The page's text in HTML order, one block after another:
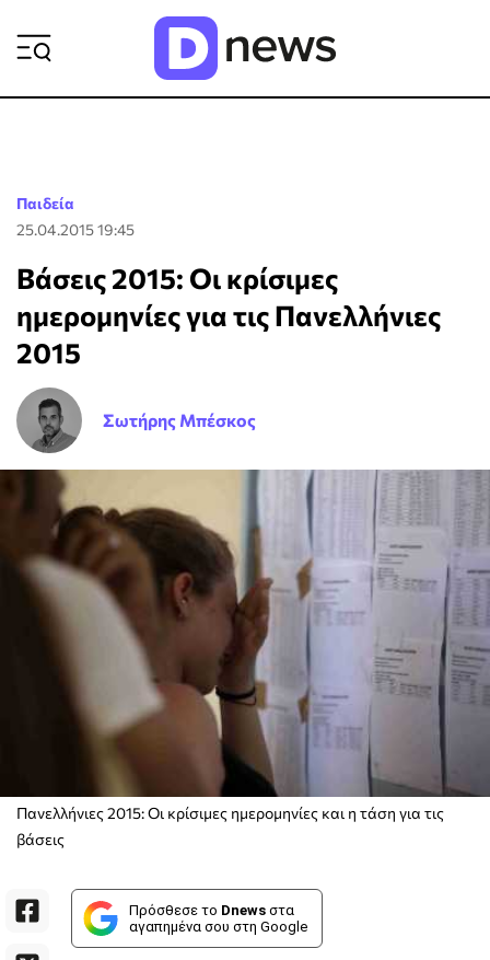
Παιδεία
25.04.2015 19:45
Βάσεις 2015: Οι κρίσιμες
ημερομηνίες για τις Πανελλήνιες
2015
Σωτήρης Μπέσκος
Πανελλήνιες 2015: Οι κρίσιμες ημερομηνίες και η τάση για τις
βάσεις
Πρόσθεσε το Dnews στα
αγαπημένα σου στη Google